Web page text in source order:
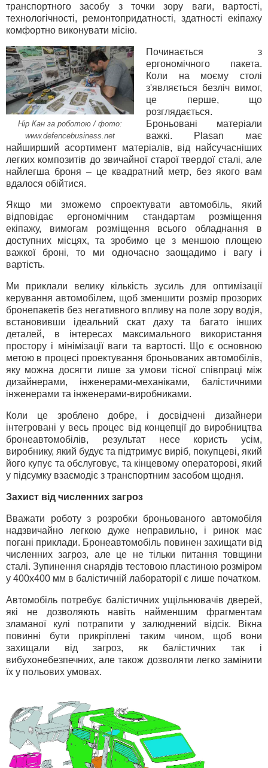
транспортного засобу з точки зору ваги, вартості,
технологічності, ремонтопридатності, здатності екіпажу
комфортно виконувати місію.
Нір Кан за роботою / фото:
www.defencebusiness.net
Починається з
ергономічного пакета.
Коли на моєму столі
з'являється безліч вимог,
це перше, що
розглядається.
Броньовані матеріали
важкі. Plasan має
найширший асортимент матеріалів, від найсучасніших
легких композитів до звичайної старої твердої сталі, але
найлегша броня – це квадратний метр, без якого вам
вдалося обійтися.
Якщо ми зможемо спроектувати автомобіль, який
відповідає ергономічним стандартам розміщення
екіпажу, вимогам розміщення всього обладнання в
доступних місцях, та зробимо це з меншою площею
важкої броні, то ми одночасно заощадимо і вагу і
вартість.
Ми приклали велику кількість зусиль для оптимізації
керування автомобілем, щоб зменшити розмір прозорих
бронепакетів без негативного впливу на поле зору водія,
встановивши ідеальний скат даху та багато інших
деталей, в інтересах максимального використання
простору і мінімізації ваги та вартості. Що є основною
метою в процесі проектування броньованих автомобілів,
яку можна досягти лише за умови тісної співпраці між
дизайнерами, інженерами-механіками, балістичними
інженерами та інженерами-виробниками.
Коли це зроблено добре, і досвідчені дизайнери
інтегровані у весь процес від концепції до виробництва
бронеавтомобілів, результат несе користь усім,
виробнику, який будує та підтримує виріб, покупцеві, який
його купує та обслуговує, та кінцевому операторові, який
у підсумку взаємодіє з транспортним засобом щодня.
Захист від численних загроз
Вважати роботу з розробки броньованого автомобіля
надзвичайно легкою дуже неправильно, і ринок має
погані приклади. Бронеавтомобіль повинен захищати від
численних загроз, але це не тільки питання товщини
сталі. Зупинення снарядів тестовою пластиною розміром
у 400x400 мм в балістичній лабораторії є лише початком.
Автомобіль потребує балістичних ущільнювачів дверей,
які не дозволяють навіть найменшим фрагментам
зламаної кулі потрапити у залюднений відсік. Вікна
повинні бути прикріплені таким чином, щоб вони
захищали від загроз, як балістичних так і
вибухонебезпечних, але також дозволяти легко замінити
їх у польових умовах.